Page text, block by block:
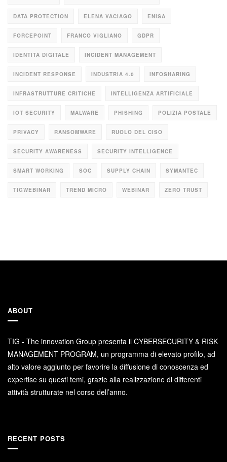
DATA PROTECTION ELENA VACIAGO ENISA
FORCEPOINT FRANCO VIGLIANO GDPR
IDENTITÀ DIGITALE INCIDENT MANAGEMENT
INCIDENT RESPONSE INDUSTRIA 4.0 INFOSHARING
INFRASTRUTTURE CRITICHE INTELLIGENZA ARTIFICIALE
IOT SECURITY MALWARE PHISHING POLIZIA POSTALE
PRIVACY RANSOMWARE RUOLO DEL CISO
SECURITY AWARENESS SECURITY INTELLIGENCE
SMART WORKING SOC SUPPLY CHAIN SYMANTEC
TIGWEBINAR TREND MICRO WEBINAR ZERO TRUST
ABOUT
TIG - The innovation Group presenta il CYBERSECURITY & RISK
MANAGEMENT PROGRAM, un programma di elevato profilo, ad
alto valore aggiunto per favorire la diffusione di conoscenza ed
expertise su questi temi, grazie alla realizzazione di differenti
attività strutturate nel corso dell’anno.
RECENT POSTS